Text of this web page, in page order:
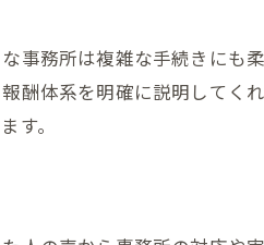
事務所は複雑な手続きにも柔
酬体系を明確に説明してく
す。